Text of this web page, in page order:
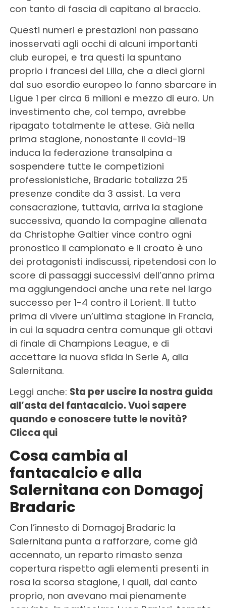
con tanto di fascia di capitano al braccio.
Questi numeri e prestazioni non passano
inosservati agli occhi di alcuni importanti
club europei, e tra questi la spuntano
proprio i francesi del Lilla, che a dieci giorni
dal suo esordio europeo lo fanno sbarcare in
Ligue 1 per circa 6 milioni e mezzo di euro. Un
investimento che, col tempo, avrebbe
ripagato totalmente le attese. Già nella
prima stagione, nonostante il covid-19
induca la federazione transalpina a
sospendere tutte le competizioni
professionistiche, Bradaric totalizza 25
presenze condite da 3 assist. La vera
consacrazione, tuttavia, arriva la stagione
successiva, quando la compagine allenata
da Christophe Galtier vince contro ogni
pronostico il campionato e il croato è uno
dei protagonisti indiscussi, ripetendosi con lo
score di passaggi successivi dell’anno prima
ma aggiungendoci anche una rete nel largo
successo per 1-4 contro il Lorient. Il tutto
prima di vivere un’ultima stagione in Francia,
in cui la squadra centra comunque gli ottavi
di finale di Champions League, e di
accettare la nuova sfida in Serie A, alla
Salernitana.
Leggi anche: Sta per uscire la nostra guida
all’asta del fantacalcio. Vuoi sapere
quando e conoscere tutte le novità?
Clicca qui
Cosa cambia al
fantacalcio e alla
Salernitana con Domagoj
Bradaric
Con l’innesto di Domagoj Bradaric la
Salernitana punta a rafforzare, come già
accennato, un reparto rimasto senza
copertura rispetto agli elementi presenti in
rosa la scorsa stagione, i quali, dal canto
proprio, non avevano mai pienamente